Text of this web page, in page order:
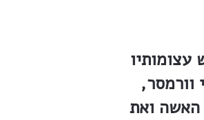
עצומותיו
וורמסר,
האשה ואת